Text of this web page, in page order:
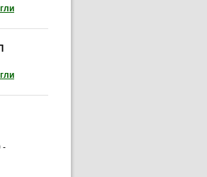
документ: Заповеди на министъра на МЗХГ с
документ: Указания за стопанисване на
-